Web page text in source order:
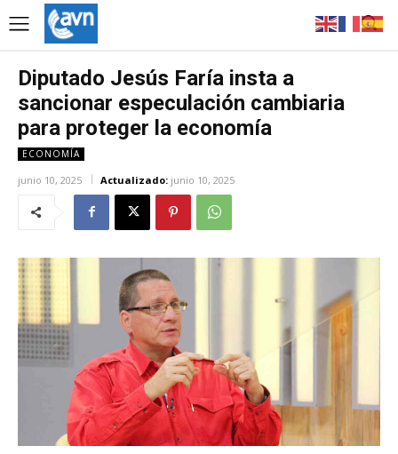
Diputado Jesús Faría insta a
sancionar especulación cambiaria
para proteger la economía
ECONOMÍA
junio 10, 2025 Actualizado: junio 10, 2025